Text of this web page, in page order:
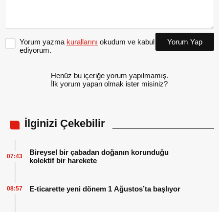
Yorum yazma kurallarını okudum ve kabul
ediyorum.
Yorum Yap
Henüz bu içeriğe yorum yapılmamış.
İlk yorum yapan olmak ister misiniz?
İlginizi Çekebilir
Bireysel bir çabadan doğanın korunduğu
kolektif bir harekete
07:43
E-ticarette yeni dönem 1 Ağustos’ta başlıyor
08:57